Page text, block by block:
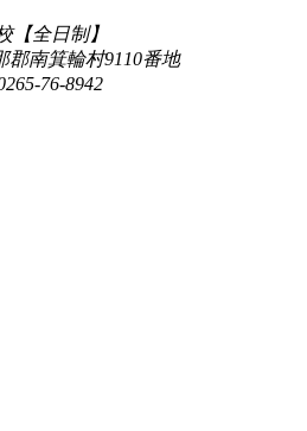
【全日制】
南箕輪村9110番地
76-8942